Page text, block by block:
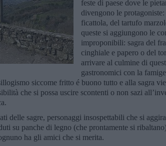
feste di paese dove le
divengono le
ficattola, del tartufo
queste si aggiungono le
improponibili: sagra del
cinghiale e papero o del
arrivare al culmine di
gastronomici con la
siccome fritto é buono tutto e alla sagra
che si possa uscire scontenti o non sazi
delle sagre, personaggi insospettabili che si
su panche di legno (che prontamente si
ha gli amici che si merita.